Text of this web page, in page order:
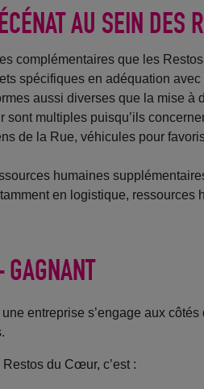
AU SEIN DES
complémentaires que les
spécifiques en adéquation avec
aussi diverses que la mise à
multiples puisqu’ils
de la Rue, véhicules pour
humaines
en logistique,
entreprise s’engage aux
du Cœur, c’est :